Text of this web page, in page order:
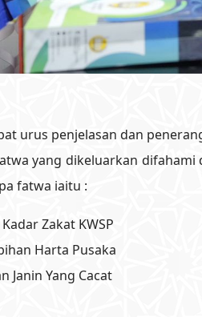
urus penjelasan dan
yang dikeluarkan
fatwa iaitu :
Zakat KWSP
Harta Pusaka
Janin Yang Cacat